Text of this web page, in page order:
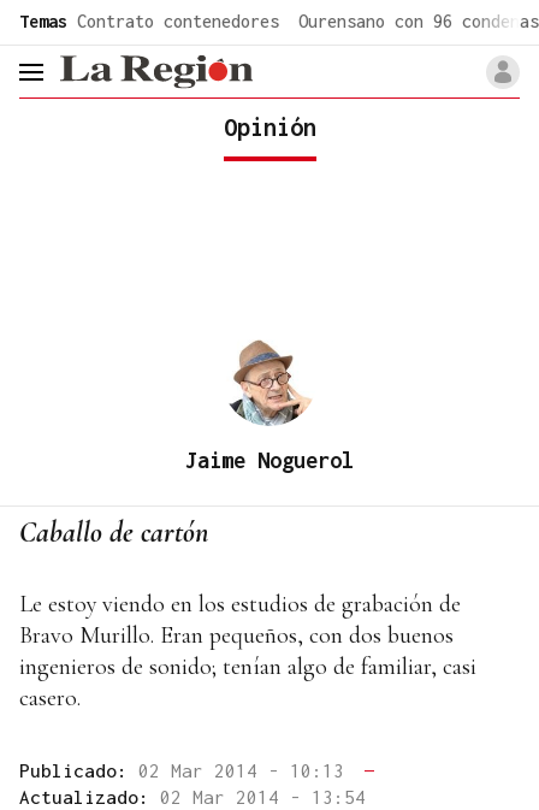
Temas Contrato contenedores Ourensano con 96 condenas
header.menu.open
Opinión
Jaime Noguerol
Caballo de cartón
Le estoy viendo en los estudios de grabación de
Bravo Murillo. Eran pequeños, con dos buenos
ingenieros de sonido; tenían algo de familiar, casi
casero.
Publicado: 02 Mar 2014 - 10:13
—
Actualizado: 02 Mar 2014 - 13:54